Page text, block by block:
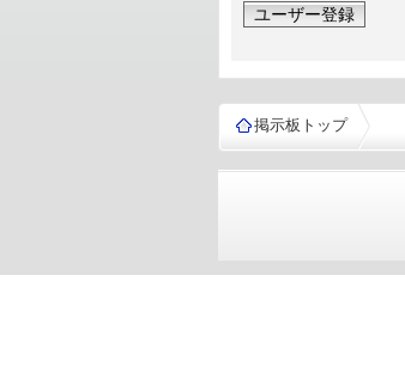
ユーザー登録
掲示板トップ